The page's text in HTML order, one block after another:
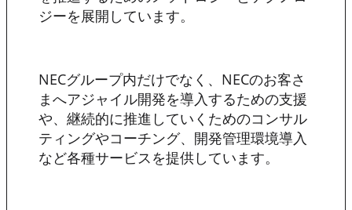
ジーを展開しています。
NECグループ内だけでなく、NECのお客さ
まへアジャイル開発を導入するための支援
や、継続的に推進していくためのコンサル
ティングやコーチング、開発管理環境導入
など各種サービスを提供しています。